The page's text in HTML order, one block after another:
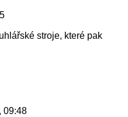
stroje, které pak
09:48